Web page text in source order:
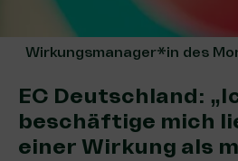
Wirkungsmanager*in des
EC Deutschland:
beschäftige mich
einer Wirkung als